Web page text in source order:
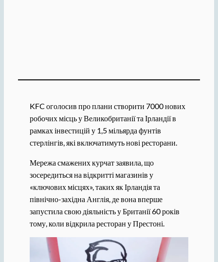
KFC оголосив про плани створити 7000 нових
робочих місць у Великобританії та Ірландії в
рамках інвестицій у 1,5 мільярда фунтів
стерлінгів, які включатимуть нові ресторани.
Мережа смажених курчат заявила, що
зосередиться на відкритті магазинів у
«ключових місцях», таких як Ірландія та
північно-західна Англія, де вона вперше
запустила свою діяльність у Британії 60 років
тому, коли відкрила ресторан у Престоні.